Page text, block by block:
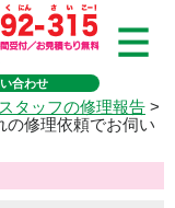
合わせ
スタッフの修理報告 >
の修理依頼でお伺い